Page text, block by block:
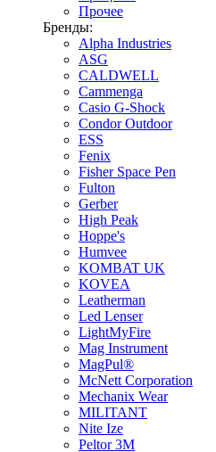
Прочее
Бренды:
Alpha Industries
ASG
CALDWELL
Cammenga
Casio G-Shock
Condor Outdoor
ESS
Fenix
Fisher Space Pen
Fulton
Gerber
High Peak
Hoppe's
Humvee
KOMBAT UK
KOVEA
Leatherman
Led Lenser
LightMyFire
Mag Instrument
MagPul®
McNett Corporation
Mechanix Wear
MILITANT
Nite Ize
Peltor 3M